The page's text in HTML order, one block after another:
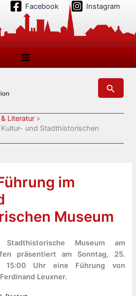
Facebook Instagram
Suchen
Literatur
und Stadthistorischen
im
Museum
Museum am
präsentiert am Sonntag, 25.
15:00 Uhr eine Führung von
Leuxner.